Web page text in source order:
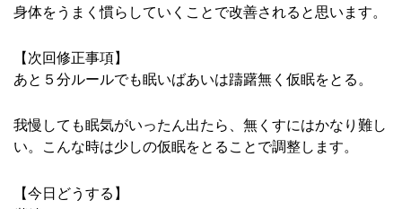
身体をうまく慣らしていくことで改善されると思います。
【次回修正事項】
あと５分ルールでも眠いばあいは躊躇無く仮眠をとる。
我慢しても眠気がいったん出たら、無くすにはかなり難し
い。こんな時は少しの仮眠をとることで調整します。
【今日どうする】